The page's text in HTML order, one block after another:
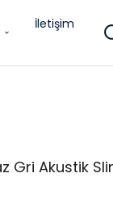
İletişim
Gri Akustik